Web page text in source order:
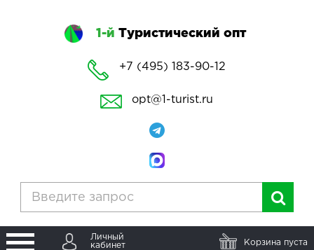
1-й Туристический опт
+7 (495) 183-90-12
opt@1-turist.ru
Личный
кабинет
Корзина пуста